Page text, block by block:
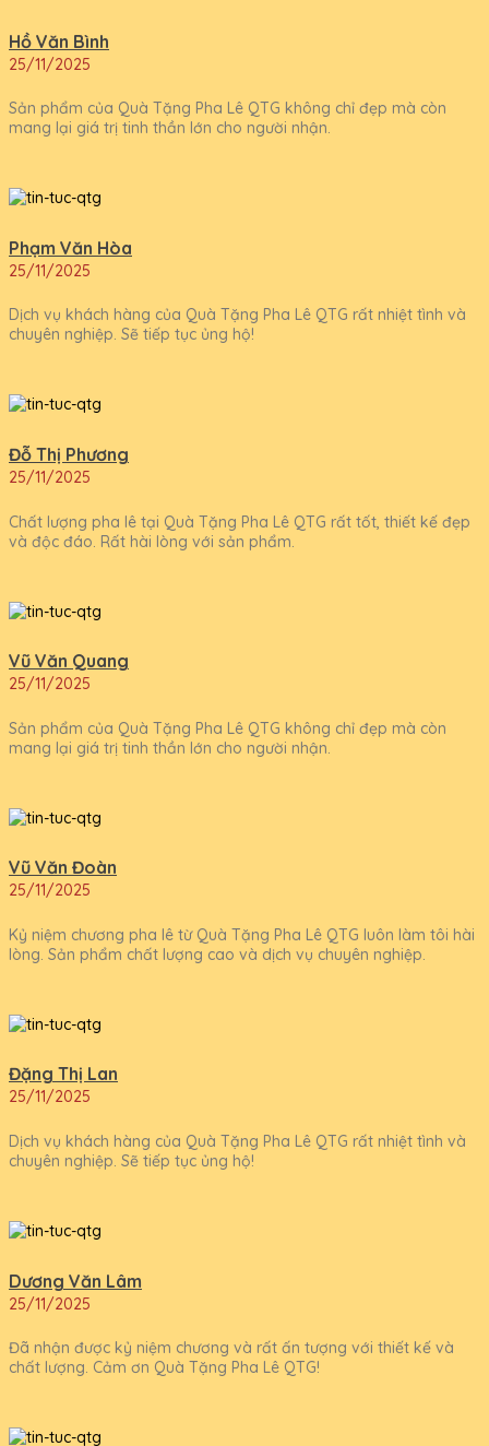
Hồ Văn Bình
25/11/2025
Sản phẩm của Quà Tặng Pha Lê QTG không chỉ đẹp mà còn
mang lại giá trị tinh thần lớn cho người nhận.
Phạm Văn Hòa
25/11/2025
Dịch vụ khách hàng của Quà Tặng Pha Lê QTG rất nhiệt tình và
chuyên nghiệp. Sẽ tiếp tục ủng hộ!
Đỗ Thị Phương
25/11/2025
Chất lượng pha lê tại Quà Tặng Pha Lê QTG rất tốt, thiết kế đẹp
và độc đáo. Rất hài lòng với sản phẩm.
Vũ Văn Quang
25/11/2025
Sản phẩm của Quà Tặng Pha Lê QTG không chỉ đẹp mà còn
mang lại giá trị tinh thần lớn cho người nhận.
Vũ Văn Đoàn
25/11/2025
Kỷ niệm chương pha lê từ Quà Tặng Pha Lê QTG luôn làm tôi hài
lòng. Sản phẩm chất lượng cao và dịch vụ chuyên nghiệp.
Đặng Thị Lan
25/11/2025
Dịch vụ khách hàng của Quà Tặng Pha Lê QTG rất nhiệt tình và
chuyên nghiệp. Sẽ tiếp tục ủng hộ!
Dương Văn Lâm
25/11/2025
Đã nhận được kỷ niệm chương và rất ấn tượng với thiết kế và
chất lượng. Cảm ơn Quà Tặng Pha Lê QTG!